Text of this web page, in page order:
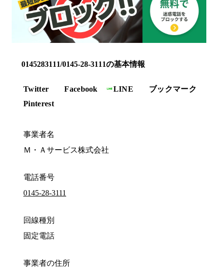
0145283111/0145-28-3111の基本情報
Twitter Facebook LINE
ブックマーク
Pinterest
事業者名
Ｍ・Ａサービス株式会社
電話番号
0145-28-3111
回線種別
固定電話
事業者の住所